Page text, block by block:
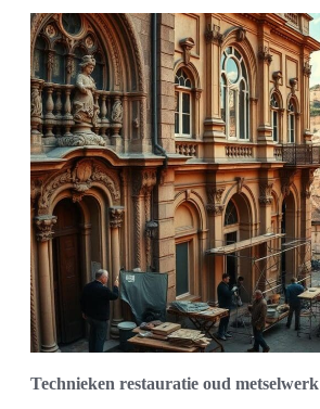
Technieken restauratie oud metselwerk